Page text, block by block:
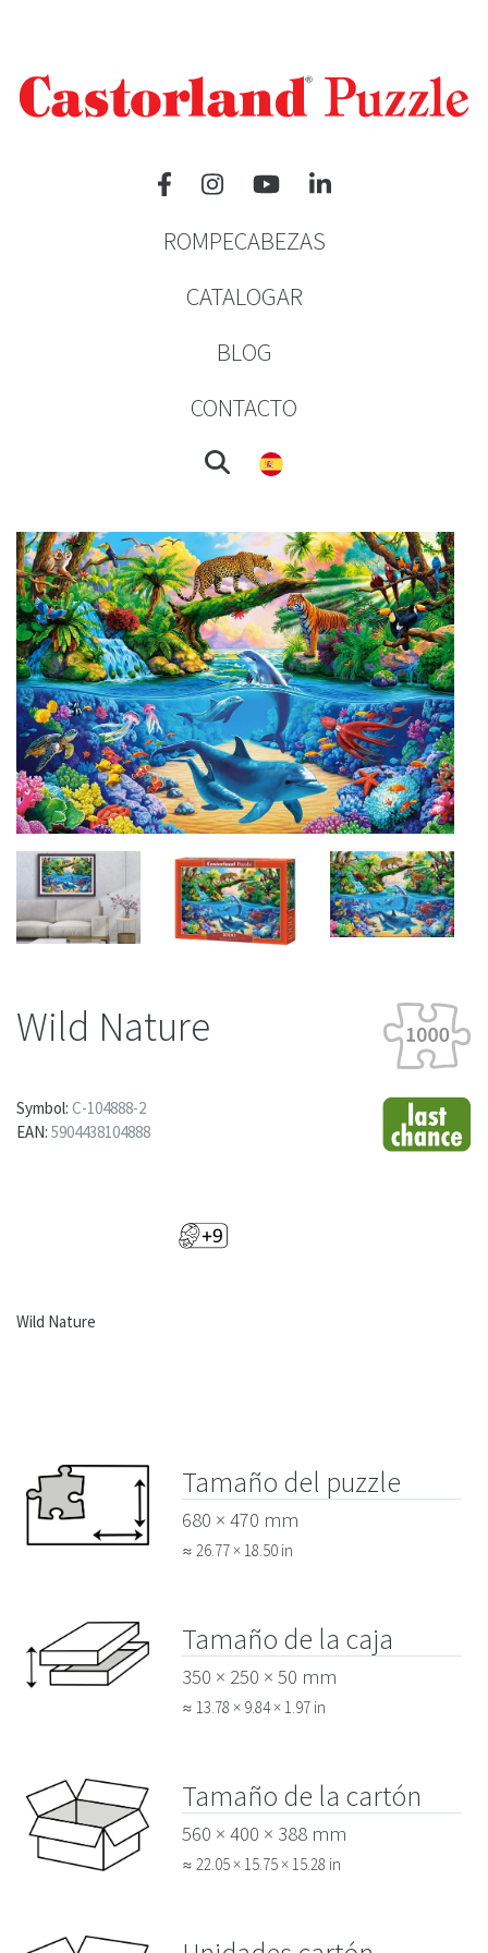
ROMPECABEZAS
CATALOGAR
BLOG
CONTACTO
Wild Nature
Symbol: C-104888-2
EAN: 5904438104888
Wild Nature
Tamaño del puzzle
680 × 470 mm
≈ 26.77 × 18.50 in
Tamaño de la caja
350 × 250 × 50 mm
≈ 13.78 × 9.84 × 1.97 in
Tamaño de la cartón
560 × 400 × 388 mm
≈ 22.05 × 15.75 × 15.28 in